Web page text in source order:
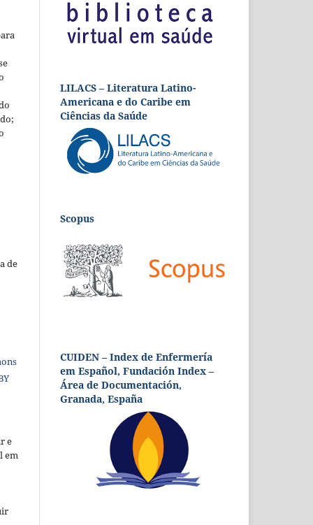
de
e
em
LILACS – Literatura Latino-
Americana e do Caribe em
Ciências da Saúde
Scopus
CUIDEN – Index de Enfermería
em Español, Fundación Index –
Área de Documentación,
Granada, España